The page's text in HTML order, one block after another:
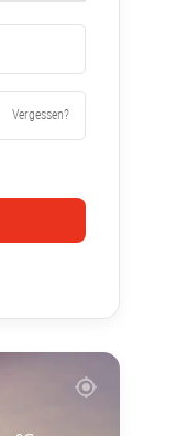
Vergessen?